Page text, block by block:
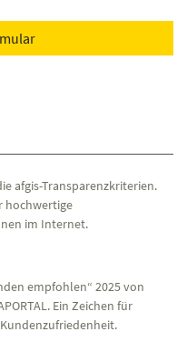
afgis-Transparenzkriterien.
hochwertige
im Internet.
empfohlen“ 2025 von
Ein Zeichen für